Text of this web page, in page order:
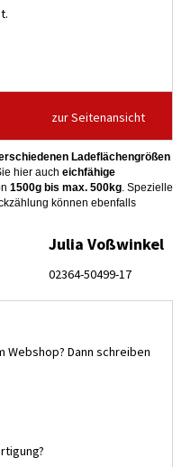
zur Seitenansicht
Ladeflächengrößen
hier auch eichfähige
1500g bis max. 500kg. Spezielle
können ebenfalls
Julia Voßwinkel
02364-50499-17
Webshop? Dann schreiben